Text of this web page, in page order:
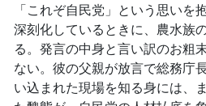
「これぞ自民党」という思いを
深刻化しているときに、農水族
る。発言の中身と言い訳のお粗
ない。彼の父親が放言で総務庁
い込まれた現場を知る身には、